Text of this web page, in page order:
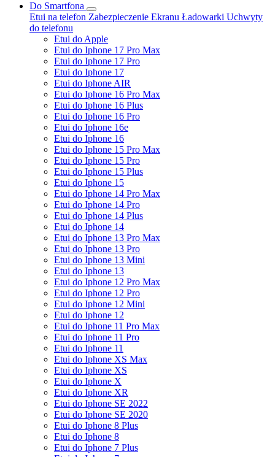
Do Smartfona
Etui na telefon Zabezpieczenie Ekranu Ładowarki Uchwyty
do telefonu
Etui do Apple
Etui do Iphone 17 Pro Max
Etui do Iphone 17 Pro
Etui do Iphone 17
Etui do Iphone AIR
Etui do Iphone 16 Pro Max
Etui do Iphone 16 Plus
Etui do Iphone 16 Pro
Etui do Iphone 16e
Etui do Iphone 16
Etui do Iphone 15 Pro Max
Etui do Iphone 15 Pro
Etui do Iphone 15 Plus
Etui do Iphone 15
Etui do Iphone 14 Pro Max
Etui do Iphone 14 Pro
Etui do Iphone 14 Plus
Etui do Iphone 14
Etui do Iphone 13 Pro Max
Etui do Iphone 13 Pro
Etui do Iphone 13 Mini
Etui do Iphone 13
Etui do Iphone 12 Pro Max
Etui do Iphone 12 Pro
Etui do Iphone 12 Mini
Etui do Iphone 12
Etui do Iphone 11 Pro Max
Etui do Iphone 11 Pro
Etui do Iphone 11
Etui do Iphone XS Max
Etui do Iphone XS
Etui do Iphone X
Etui do Iphone XR
Etui do Iphone SE 2022
Etui do Iphone SE 2020
Etui do Iphone 8 Plus
Etui do Iphone 8
Etui do Iphone 7 Plus